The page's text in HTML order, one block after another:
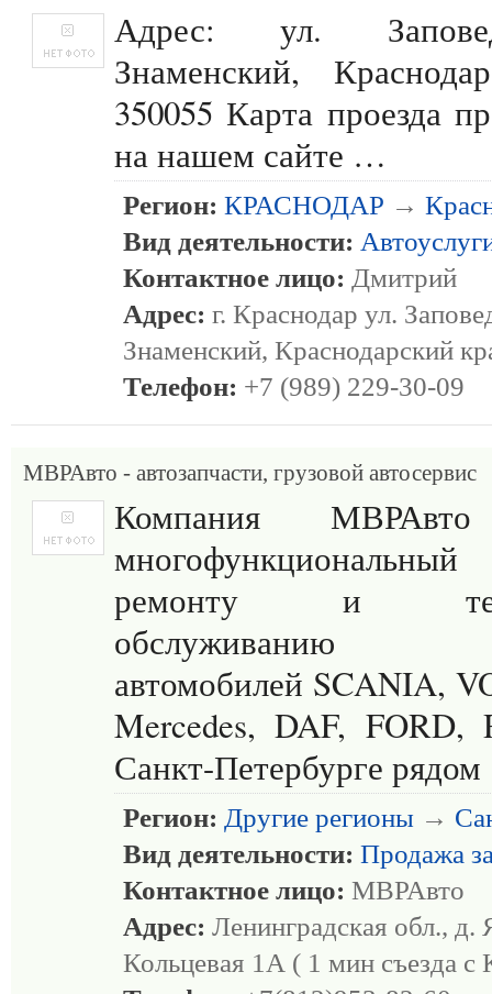
Адрес: ул.
Знаменский,
350055 Карта проезда
на нашем сайте …
Регион: КРАСНОДАР →
Вид деятельности:
Контактное лицо: Дмитрий
Адрес: г. Краснодар ул.
Знаменский, Краснодарский
Телефон: +7 (989) 229-30-09
МВРАвто - автозапчасти, грузовой автосервис
Компания
ремонту и
обслуживанию
автомобилей SCANIA,
Mercedes, DAF, FORD,
Санкт-Петербурге
Регион: Другие регионы →
Вид деятельности: Продажа
Контактное лицо: МВРАвто
Адрес: Ленинградская обл., д.
Кольцевая 1А ( 1 мин съезда